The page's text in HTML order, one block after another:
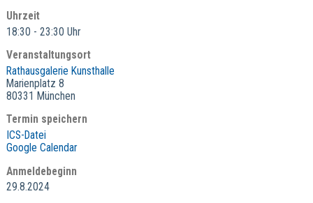
Uhrzeit
18:30 - 23:30 Uhr
Veranstaltungsort
Rathausgalerie Kunsthalle
Marienplatz 8
80331 München
Termin speichern
ICS-Datei
Google Calendar
Anmeldebeginn
29.8.2024